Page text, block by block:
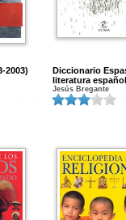
2003)
Diccionario
literatura
Jesús Bregante